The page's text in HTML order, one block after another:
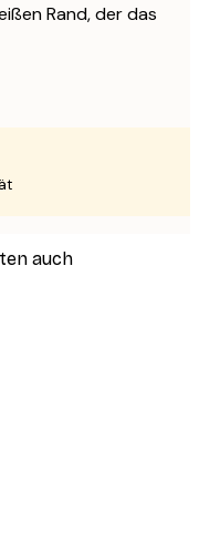
Rand, der das
auch